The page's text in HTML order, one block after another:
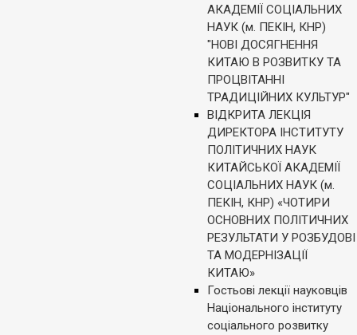
АКАДЕМІЇ СОЦІАЛЬНИХ
НАУК (м. ПЕКІН, КНР)
"НОВІ ДОСЯГНЕННЯ
КИТАЮ В РОЗВИТКУ ТА
ПРОЦВІТАННІ
ТРАДИЦІЙНИХ КУЛЬТУР"
ВІДКРИТА ЛЕКЦІЯ
ДИРЕКТОРА ІНСТИТУТУ
ПОЛІТИЧНИХ НАУК
КИТАЙСЬКОЇ АКАДЕМІЇ
СОЦІАЛЬНИХ НАУК (м.
ПЕКІН, КНР) «ЧОТИРИ
ОСНОВНИХ ПОЛІТИЧНИХ
РЕЗУЛЬТАТИ У РОЗБУДОВІ
ТА МОДЕРНІЗАЦІЇ
КИТАЮ»
Гостьові лекції науковців
Національного інституту
соціального розвитку